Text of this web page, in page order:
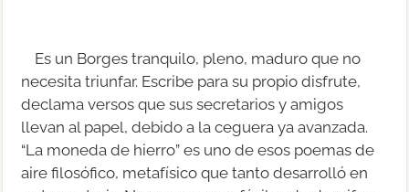
Es un Borges tranquilo, pleno, maduro que no
necesita triunfar. Escribe para su propio disfrute,
declama versos que sus secretarios y amigos
llevan al papel, debido a la ceguera ya avanzada.
“La moneda de hierro” es uno de esos poemas de
aire filosófico, metafísico que tanto desarrolló en